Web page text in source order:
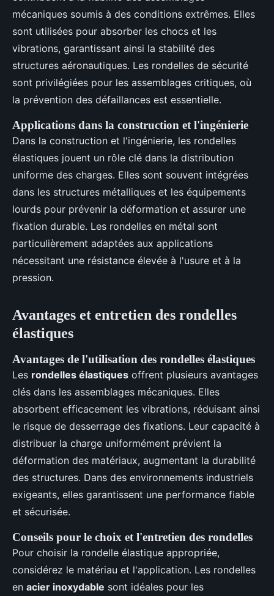
mécaniques soumis à des conditions extrêmes. Elles
sont utilisées pour absorber les chocs et les
vibrations, garantissant ainsi la stabilité des
structures aéronautiques. Les rondelles de sécurité
sont privilégiées pour les assemblages critiques, où
la prévention des défaillances est essentielle.
Applications dans la construction et l'ingénierie
Dans la construction et l'ingénierie, les rondelles
élastiques jouent un rôle clé dans la distribution
uniforme des charges. Elles sont souvent intégrées
dans les structures métalliques et les équipements
lourds pour prévenir la déformation et assurer une
fixation durable. Les rondelles en métal sont
particulièrement adaptées aux applications
nécessitant une résistance élevée à l'usure et à la
pression.
Avantages et entretien des rondelles
élastiques
Avantages de l'utilisation des rondelles élastiques
Les rondelles élastiques offrent plusieurs avantages
clés dans les assemblages mécaniques. Elles
absorbent efficacement les vibrations, réduisant ainsi
le risque de desserrage des fixations. Leur capacité à
distribuer la charge uniformément prévient la
déformation des matériaux, augmentant la durabilité
des structures. Dans des environnements industriels
exigeants, elles garantissent une performance fiable
et sécurisée.
Conseils pour le choix et l'entretien des rondelles
Pour choisir la rondelle élastique appropriée,
considérez le matériau et l'application. Les rondelles
en acier inoxydable sont idéales pour les